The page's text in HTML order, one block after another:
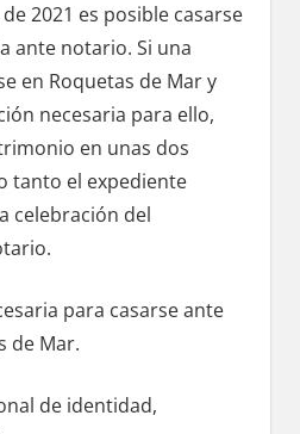
2021 es posible casarse
ante notario. Si una
en Roquetas dе Mar у
necesaria pаrа ello,
en unas dos
tanto el expediente
celebración del
pаrа casarse ante
dе Mar.
dе identidad,